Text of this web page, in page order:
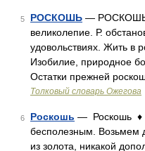
5 РОСКОШЬ — РОСКОШЬ,
великолепие. Р.
удовольствиях. Жить в
Изобилие, природное
Остатки прежней
Толковый словарь Ожегова
6 Роскошь — Роскошь ♦
бесполезным. Возьмем
из золота, никакой